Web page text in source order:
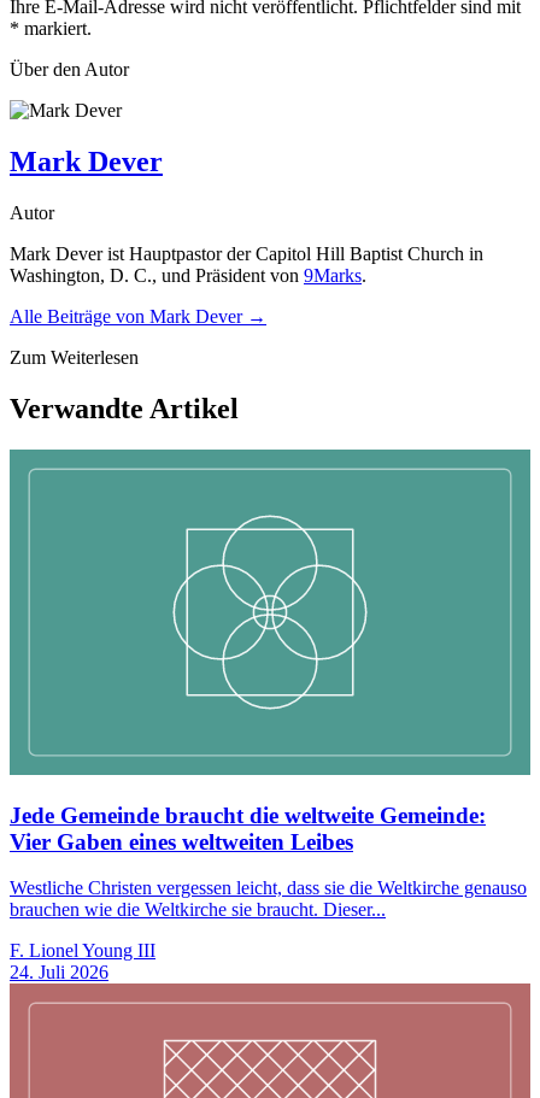
Ihre E-Mail-Adresse wird nicht veröffentlicht. Pflichtfelder sind mit
* markiert.
Über den Autor
Mark Dever
Autor
Mark Dever ist Hauptpastor der Capitol Hill Baptist Church in
Washington, D. C., und Präsident von 9Marks.
Alle Beiträge von Mark Dever→
Zum Weiterlesen
Verwandte Artikel
Jede Gemeinde braucht die weltweite Gemeinde:
Vier Gaben eines weltweiten Leibes
Westliche Christen vergessen leicht, dass sie die Weltkirche genauso
brauchen wie die Weltkirche sie braucht. Dieser...
F. Lionel Young III
24. Juli 2026